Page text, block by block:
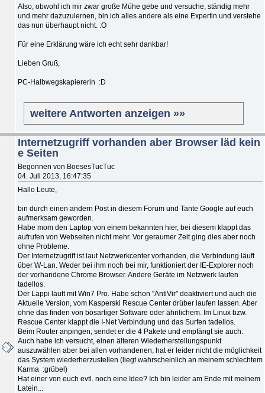
Also, obwohl ich mir zwar große Mühe gebe und versuche, ständig mehr
und mehr dazuzulernen, bin ich alles andere als eine Expertin und verstehe
das nun überhaupt nicht. :O
Für eine Erklärung wäre ich echt sehr dankbar!
Lieben Gruß,
PC-Halbwegskapiererin :D
weitere Antworten anzeigen »»
Internetzugriff vorhanden aber Browser läd kein
e Seiten
Begonnen von BoesesTucTuc
04. Juli 2013, 16:47:35
Hallo Leute,
bin durch einen andern Post in diesem Forum und Tante Google auf euch
aufmerksam geworden.
Habe mom den Laptop von einem bekannten hier, bei diesem klappt das
aufrufen von Webseiten nicht mehr. Vor geraumer Zeit ging dies aber noch
ohne Probleme.
Der Internetzugriff ist laut Netzwerkcenter vorhanden, die Verbindung läuft
über W-Lan. Weder bei ihm noch bei mir, funktioniert der IE-Explorer noch
der vorhandene Chrome Browser. Andere Geräte im Netzwerk laufen
tadellos.
Der Lappi läuft mit Win7 Pro. Habe schon "AntiVir" deaktiviert und auch die
Aktuelle Version, vom Kasperski Rescue Center drüber laufen lassen. Aber
ohne das finden von bösartiger Software oder ähnlichem. Im Linux bzw.
Rescue Center klappt die I-Net Verbindung und das Surfen tadellos.
Beim Router anpingen, sendet er die 4 Pakete und empfängt sie auch.
Auch habe ich versucht, einen älteren Wiederherstellungspunkt
auszuwählen aber bei allen vorhandenen, hat er leider nicht die möglichkeit
das System wiederherzustellen (liegt wahrscheinlich an meinem schlechtem
Karma :grübel)
Hat einer von euch evtl. noch eine Idee? Ich bin leider am Ende mit meinem
Latein...